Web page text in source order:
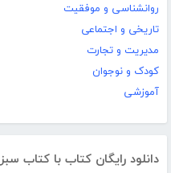
روانشناسی و موفقیت
تاریخی و اجتماعی
مدیریت و تجارت
کودک و نوجوان
آموزشی
دانلود رایگان کتاب با کتاب سبز